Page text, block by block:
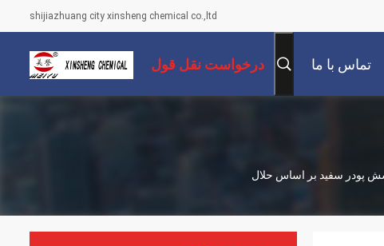
shijiazhuang city xinsheng chemical co.,ltd
تماس با ما درخواست نقل قول